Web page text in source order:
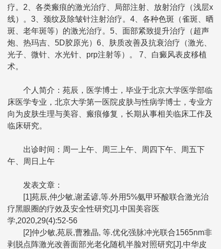
疗。2、各类瘢痕的激光治疗、局部注射、放射治疗（浅层x
线）。3、颈纹及除皱针注射治疗。4、各种色斑（雀斑、晒
斑、老年斑等）的激光治疗。5、面部紧致提升治疗（超声
炮、热玛吉、5D胶原光）6、肤质改善及抗衰治疗（激光、
光子、微针、水光针、prp注射等）。 7、白癜风表皮移植
术。
个人简介：苑辰，医学博士，毕业于北京大学医学部临
床医学专业，北京大学第一医院皮肤与性病学博士，专业方
向为皮肤生理与美容、瘢痕修复，长期从事相关临床工作及
临床研究。
出诊时间：周一上午、周三上午、周四下午、周五下
午、周日上午
发表文章：
[1]苑辰,仲少敏,谢孟谚,等.外用5%氨甲环酸联合激光治
疗黑眼圈的疗效及安全性研究[J].中国美容医
学,2020,29(4):52-56
[2]仲少敏,苑辰,曹雅晶, 等.优化强脉冲光联合1565nm非
剥脱点阵激光改善面部光老化随机半脸对照研究[J].中华皮